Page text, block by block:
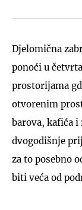
Djelomična
ponoći u
prostorijama
otvorenim
barova, kafića
dvogodišnje
za to posebno
biti veća od